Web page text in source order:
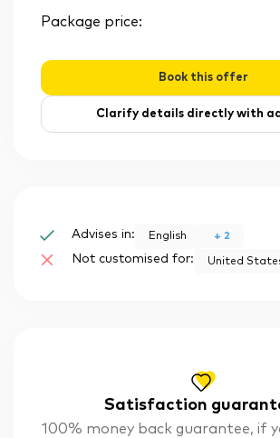
Satisfaction
100% money back guarantee, if
Package price:
Book this offer
Clarify details directly with
Advises in: English + 2
Not customised for: United